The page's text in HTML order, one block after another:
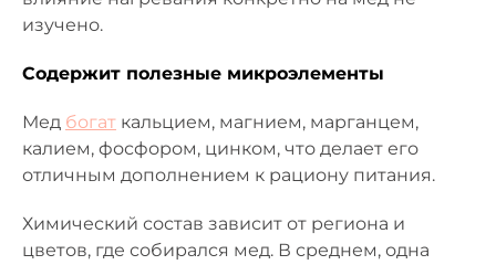
изучено.
Содержит полезные микроэлементы
Мед богат кальцием, магнием, марганцем,
калием, фосфором, цинком, что делает его
отличным дополнением к рациону питания.
Химический состав зависит от региона и
цветов, где собирался мед. В среднем, одна